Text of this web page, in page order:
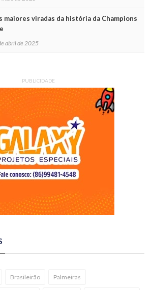
maiores viradas da história da Champions
abril de 2025
PUBLICIDADE
Brasileirão Palmeiras